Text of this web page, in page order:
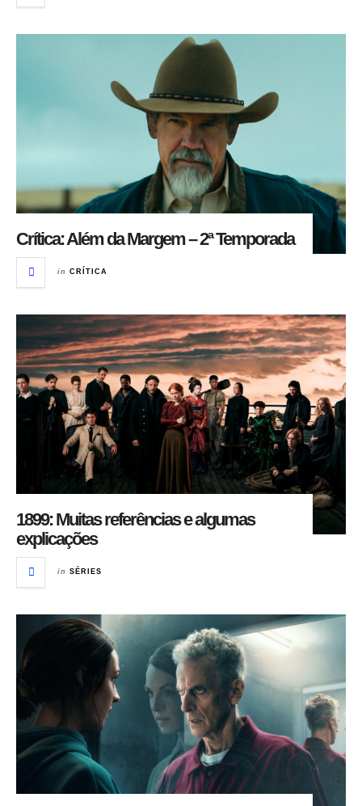
Crítica: Além da Margem – 2ª Temporada
in CRÍTICA
1899: Muitas referências e algumas
explicações
in SÉRIES